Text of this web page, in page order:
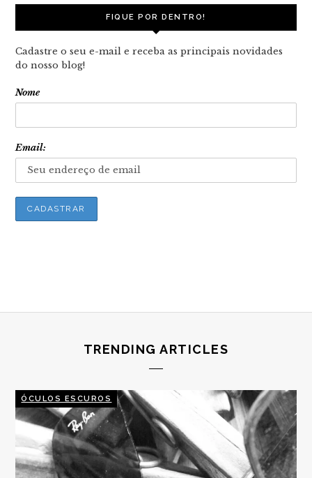
FIQUE POR DENTRO!
Cadastre o seu e-mail e receba as principais novidades
do nosso blog!
Nome
Email:
TRENDING ARTICLES
ÓCULOS ESCUROS